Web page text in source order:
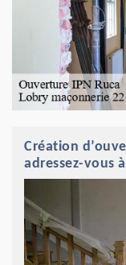
Création
adressez-vous